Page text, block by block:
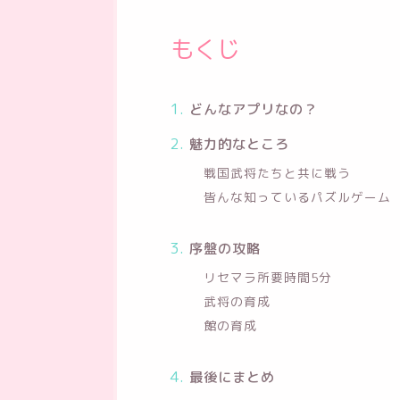
もくじ
どんなアプリなの？
魅力的なところ
戦国武将たちと共に戦う
皆んな知っているパズルゲーム
序盤の攻略
リセマラ所要時間5分
武将の育成
館の育成
最後にまとめ